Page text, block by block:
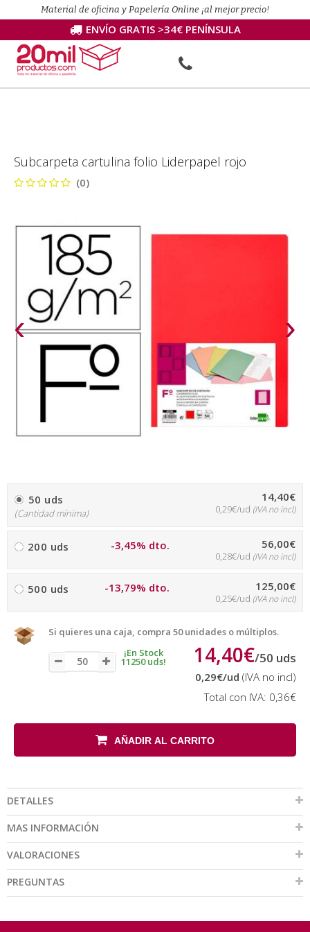
Material de oficina y Papelería Online ¡al mejor precio!
ENVÍO GRATIS >34€ PENÍNSULA
Subcarpeta cartulina folio Liderpapel rojo
(0)
‹ ›
50 uds
(Cantidad mínima)
14,40€
0,29€/ud (IVA no incl)
200 uds -3,45% dto. 56,00€
0,28€/ud (IVA no incl)
500 uds -13,79% dto. 125,00€
0,25€/ud (IVA no incl)
Si quieres una caja, compra 50 unidades o múltiplos.
¡En Stock
11250 uds! 14,40€/50 uds
0,29€/ud (IVA no incl)
Total con IVA: 0,36€
AÑADIR AL CARRITO
DETALLES
MAS INFORMACIÓN
VALORACIONES
PREGUNTAS